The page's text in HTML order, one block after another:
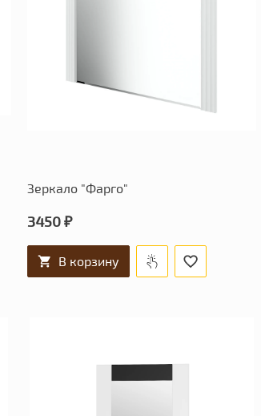
Зеркало "Фарго"
3450 ₽
В корзину